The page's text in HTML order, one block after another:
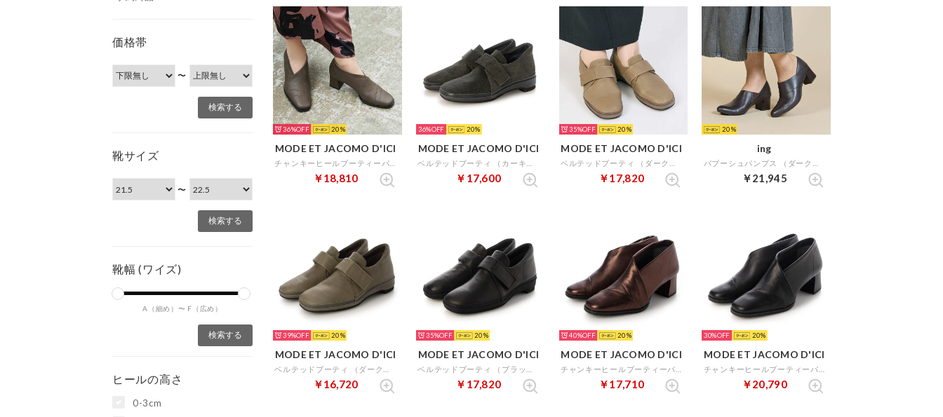
価格帯
〜
靴サイズ
〜
靴幅 (ワイズ)
A（細め）〜 F（広め）
ヒールの高さ
0-3cm
36% 20
MODE ET JACOMO D'ICI
￥18,810
36% 20
MODE ET JACOMO D'ICI
￥17,600
35% 20
MODE ET JACOMO D'ICI
￥17,820
20
ing
￥21,945
39% 20
MODE ET JACOMO D'ICI
￥16,720
35% 20
MODE ET JACOMO D'ICI
￥17,820
40% 20
MODE ET JACOMO D'ICI
￥17,710
30% 20
MODE ET JACOMO D'ICI
￥20,790